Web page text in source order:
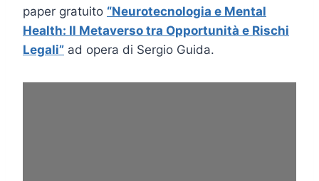
paper gratuito “Neurotecnologia e Mental
Health: Il Metaverso tra Opportunità e Rischi
Legali” ad opera di Sergio Guida.